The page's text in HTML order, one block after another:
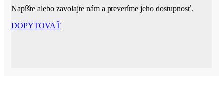
Napíšte alebo zavolajte nám a preveríme jeho dostupnosť.
DOPYTOVAŤ